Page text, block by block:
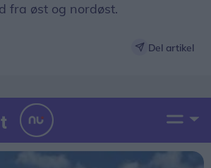
fra øst og nordøst.
Del artikel